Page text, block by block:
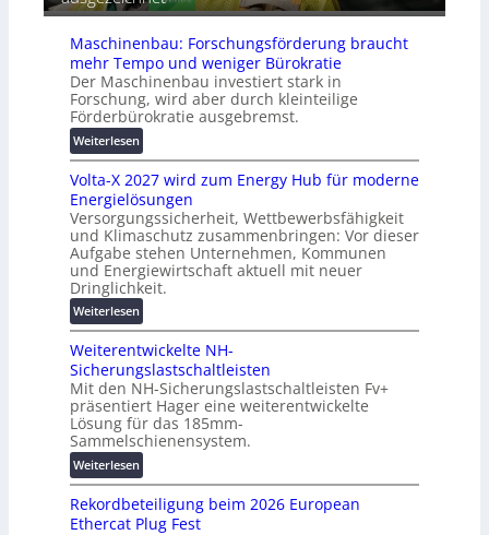
i
i
e
r
u
n
g
s
l
ö
s
u
n
g
e
n
e
ä
e
s
c
h
u
t
z
u
n
d
d
i
g
i
t
a
l
e
T
r
a
n
s
p
a
Maschinenbau: Forschungsförderung braucht
mehr Tempo und weniger Bürokratie
Der Maschinenbau investiert stark in
Forschung, wird aber durch kleinteilige
Förderbürokratie ausgebremst.
Weiterlesen:
M
a
s
c
h
i
n
e
n
b
a
u
:
F
o
r
s
h
Volta-X 2027 wird zum Energy Hub für moderne
Energielösungen
Versorgungssicherheit, Wettbewerbsfähigkeit
und Klimaschutz zusammenbringen: Vor dieser
Aufgabe stehen Unternehmen, Kommunen
und Energiewirtschaft aktuell mit neuer
Dringlichkeit.
Weiterlesen:
V
o
l
t
a
-
X
2
0
2
7
Weiterentwickelte NH-
Sicherungslastschaltleisten
Mit den NH-Sicherungslastschaltleisten Fv+
präsentiert Hager eine weiterentwickelte
Lösung für das 185mm-
Sammelschienensystem.
Weiterlesen:
W
e
i
Rekordbeteiligung beim 2026 European
Ethercat Plug Fest